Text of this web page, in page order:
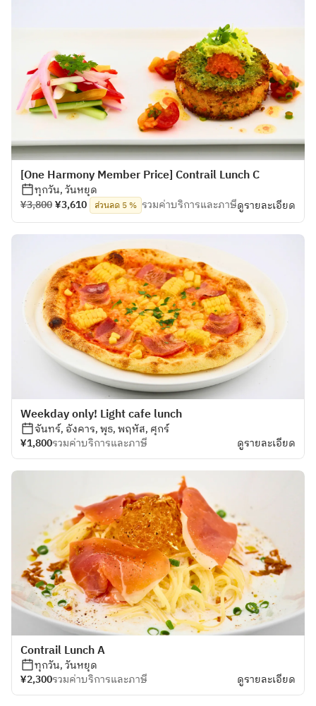
[One Harmony Member Price] Contrail Lunch C
ทุกวัน, วันหยุด
¥3,800 ¥3,610 ส่วนลด 5 % รวมค่าบริการและภาษีดูรายละเอียด
Weekday only! Light cafe lunch
จันทร์, อังคาร, พุธ, พฤหัส, ศุกร์
¥1,800รวมค่าบริการและภาษี ดูรายละเอียด
Contrail Lunch A
ทุกวัน, วันหยุด
¥2,300รวมค่าบริการและภาษี ดูรายละเอียด